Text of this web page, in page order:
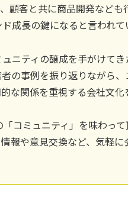
顧客と共に商品開発なども
成長の鍵になると言われて
ニティの醸成を手がけて
の事例を振り返りながら
な関係を重視する会社文化
コミュニティ」を味わって
報や意見交換など、気軽に